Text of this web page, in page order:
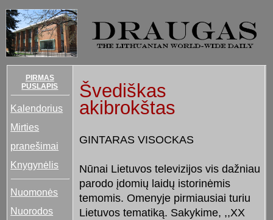
PIRMAS
PUSLAPIS
Kalendorius
Mirties
pranešimai
Knygynėlis
Nuomonės
Nuorodos
Švediškas
akibrokštas
GINTARAS VISOCKAS
Nūnai Lietuvos televizijos vis dažniau
parodo įdomių laidų istorinėmis
temomis. Omenyje pirmiausiai turiu
Lietuvos tematiką. Sakykime, ,,XX